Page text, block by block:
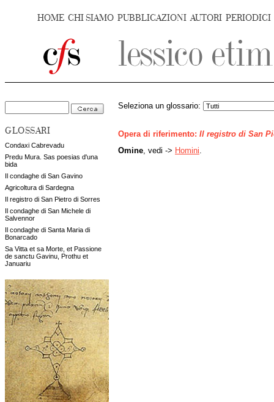
HOME CHI SIAMO PUBBLICAZIONI AUTORI PERIODICI
GLOSSARI
Condaxi Cabrevadu
Predu Mura. Sas poesias d'una
bida
Il condaghe di San Gavino
Agricoltura di Sardegna
Il registro di San Pietro di Sorres
Il condaghe di San Michele di
Salvennor
Il condaghe di Santa Maria di
Bonarcado
Sa Vitta et sa Morte, et Passione
de sanctu Gavinu, Prothu et
Januariu
Seleziona un glossario:
Opera di riferimento: Il registro di San
Omine , vedi -> Homini